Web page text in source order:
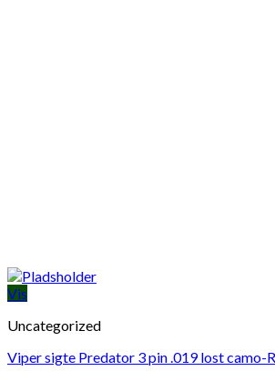
Vis
Uncategorized
Viper sigte Predator 3 pin .019 lost camo-